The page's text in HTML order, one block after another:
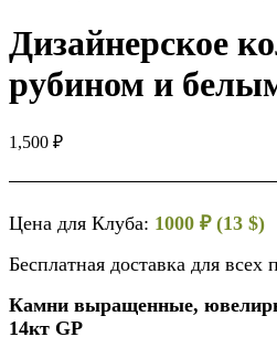
Дизайнерское
рубином и
1,500 ₽
Цена для Клуба: 1000 ₽ (13 $)
Бесплатная доставка для всех
Камни выращенные,
14кт GP